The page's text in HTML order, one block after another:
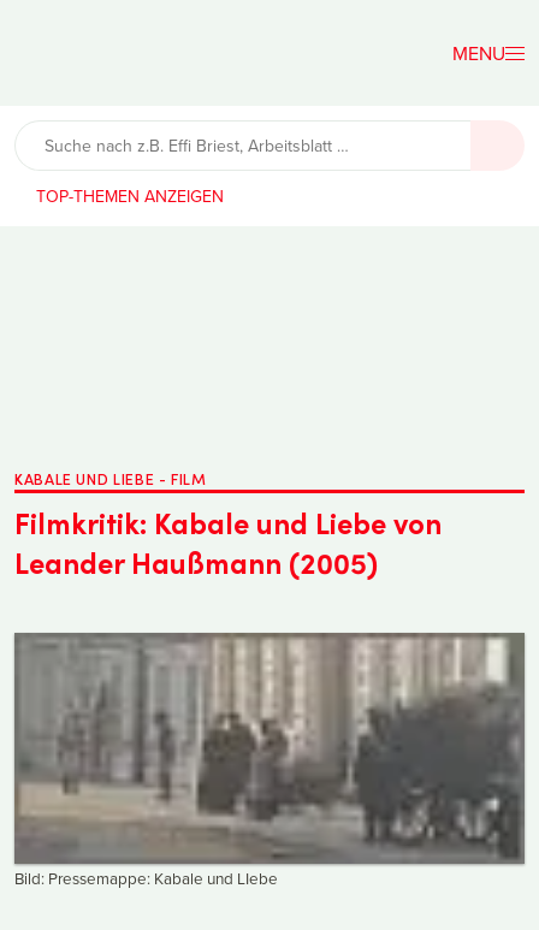
Lehrerfreund
TOP-THEMEN
KABALE UND LIEBE - FILM
Filmkritik: Kabale und Liebe von
Leander Haußmann (2005)
Bild: Pressemappe: Kabale und LIebe